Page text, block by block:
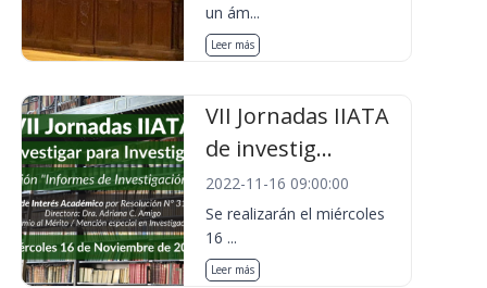
un ám...
Leer más
VII Jornadas IIATA
de investig...
2022-11-16 09:00:00
Se realizarán el miércoles
16 ...
Leer más